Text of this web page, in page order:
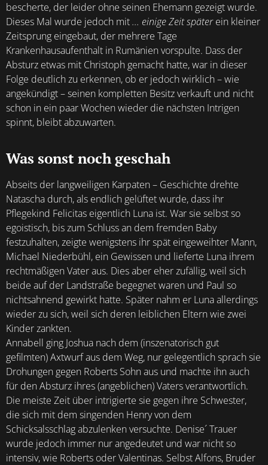
bescherte, der leider ohne seinen Ehemann gezeigt wurde.
Dieses Mal wurde jedoch mit... einige Zeit späterein kleiner
Zeitsprung eingebaut, der mehrere Tage
Krankenhausaufenthalt in Rumänien vorspulte. Dass der
Absturz etwas mit Christoph gemacht hatte, war in dieser
Folge deutlich zu erkennen, ob er jedoch wirklich – wie
angekündigt – seinen kompletten Besitz verkauft und nicht
schon in ein paar Wochen wieder die nächsten Intrigen
spinnt, bleibt abzuwarten.
Was sonst noch geschah
Abseits der langweiligen Karpaten – Geschichte drehte
Natascha durch, als endlich gelüftet wurde, dass ihr
Pflegekind Felicitas eigentlich Luna ist. War sie selbst so
egoistisch, bis zum Schluss an dem fremden Baby
festzuhalten, zeigte wenigstens ihr spät eingeweihter Mann,
Michael Niederbühl, ein Gewissen und lieferte Luna ihrem
rechtmäßigen Vater aus. Dies aber eher zufällig, weil sich
beide auf der Landstraße begegnet waren und Paul so
nichtsahnend gewirkt hatte. Später nahm er Luna allerdings
wieder zu sich, weil sich deren leiblichen Eltern wie zwei
Kinder zankten.
Annabell ging Joshua nach dem (inszenatorisch gut
gefilmten) Axtwurf aus dem Weg, nur gelegentlich sprach sie
Drohungen gegen Roberts Sohn aus und machte ihn auch
für den Absturz ihres (angeblichen) Vaters verantwortlich.
Die meiste Zeit über intrigierte sie gegen ihre Schwester,
die sich mit dem singenden Henry von dem
Schicksalsschlag abzulenken versuchte. Denise´ Trauer
wurde jedoch immer nur angedeutet und war nicht so
intensiv, wie Roberts oder Valentinas. Selbst Alfons, Bruder